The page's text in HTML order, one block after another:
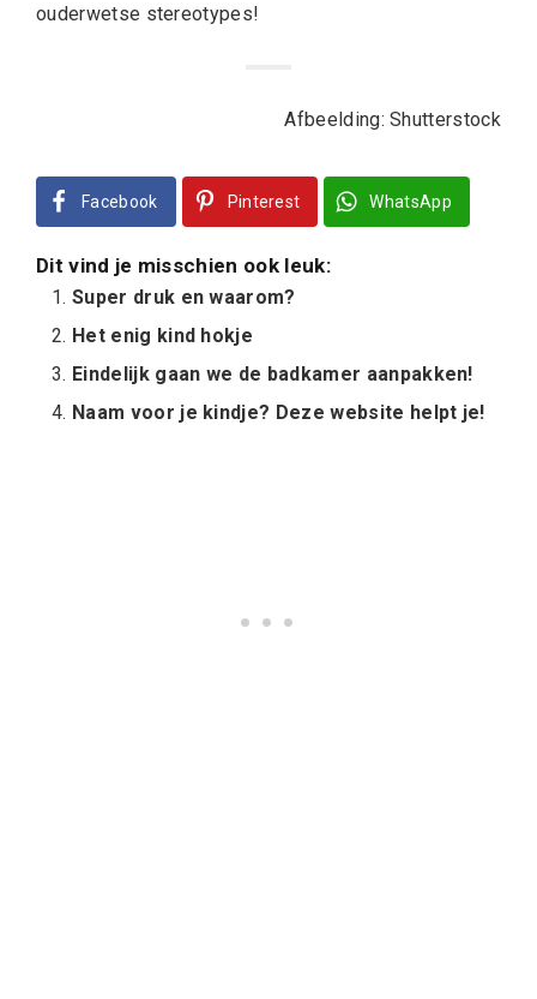
ouderwetse stereotypes!
Afbeelding: Shutterstock
Facebook Pinterest WhatsApp
Dit vind je misschien ook leuk:
Super druk en waarom?
Het enig kind hokje
Eindelijk gaan we de badkamer aanpakken!
Naam voor je kindje? Deze website helpt je!